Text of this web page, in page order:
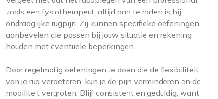
zoals een fysiotherapeut, altijd aan te raden is bij
ondraaglijke rugpijn. Zij kunnen specifieke oefeningen
aanbevelen die passen bij jouw situatie en rekening
houden met eventuele beperkingen.
Door regelmatig oefeningen te doen die de flexibiliteit
van je rug verbeteren, kun je de pijn verminderen en de
mobiliteit vergroten. Blijf consistent en geduldig, want